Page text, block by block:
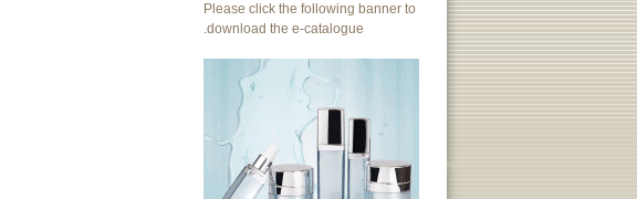
Please click the following banner to
download the e-catalogue.